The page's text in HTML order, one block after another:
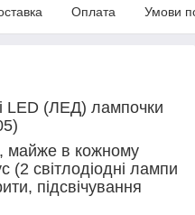
Оплата Умови
LED (ЛЕД) лампочки
майже в кожному
(2 світлодіодні лампи
підсвічування